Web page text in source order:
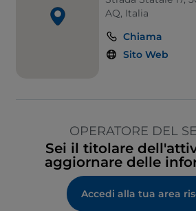
AQ, Italia
Chiama
Sito Web
OPERATORE DEL
Sei il titolare
aggiornare delle
Accedi alla tua area